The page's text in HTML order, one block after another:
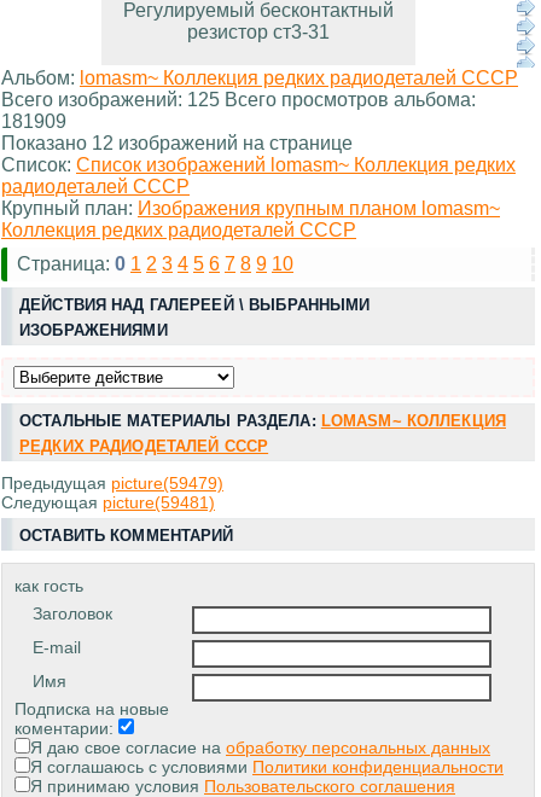
Регулируемый бесконтактный
резистор ст3-31
Альбом: lomasm~ Коллекция редких радиодеталей СССР
Всего изображений: 125 Всего просмотров альбома:
181909
Показано 12 изображений на странице
Список: Список изображений lomasm~ Коллекция редких
радиодеталей СССР
Крупный план: Изображения крупным планом lomasm~
Коллекция редких радиодеталей СССР
Страница: 0 1 2 3 4 5 6 7 8 9 10
ДЕЙСТВИЯ НАД ГАЛЕРЕЕЙ \ ВЫБРАННЫМИ
ИЗОБРАЖЕНИЯМИ
ОСТАЛЬНЫЕ МАТЕРИАЛЫ РАЗДЕЛА: LOMASM~ КОЛЛЕКЦИЯ
РЕДКИХ РАДИОДЕТАЛЕЙ СССР
Предыдущая picture(59479)
Следующая picture(59481)
ОСТАВИТЬ КОММЕНТАРИЙ
как гость
Заголовок
E-mail
Имя
Подписка на новые
коментарии:
Я даю свое согласие на обработку персональных данных
Я соглашаюсь с условиями Политики конфиденциальности
Я принимаю условия Пользовательского соглашения